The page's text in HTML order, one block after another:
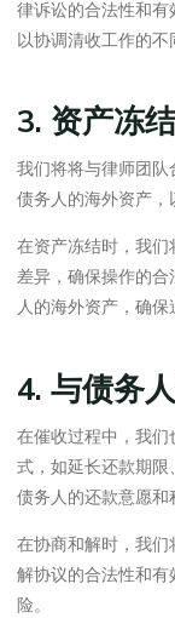
律诉讼的合法性和有
以协调清收工作的不
3. 资产冻
我们将将与律师团
债务人的海外资产，
在资产冻结时，我
差异，确保操作的
人的海外资产，确保
4. 与债务
在催收过程中，我
式，如延长还款期
债务人的还款意愿和
在协商和解时，我
解协议的合法性和
险。